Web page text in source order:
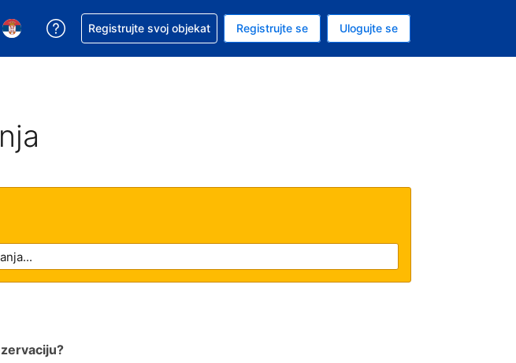
valutu. Vaša trenutna valuta je američki dolar
Izaberite jezik. Vaš trenutni jezik je Srpskom
Zatražite pomoć u vezi sa rezervacijom
Registrujte svoj objekat Registrujte se Ulogujte se